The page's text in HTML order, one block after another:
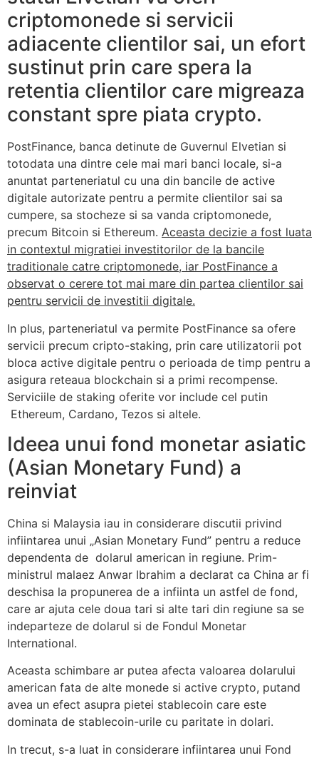
criptomonede si servicii
adiacente clientilor sai, un efort
sustinut prin care spera la
retentia clientilor care migreaza
constant spre piata crypto.
PostFinance, banca detinute de Guvernul Elvetian si
totodata una dintre cele mai mari banci locale, si-a
anuntat parteneriatul cu una din bancile de active
digitale autorizate pentru a permite clientilor sai sa
cumpere, sa stocheze si sa vanda criptomonede,
precum Bitcoin si Ethereum. Aceasta decizie a fost luata
in contextul migratiei investitorilor de la bancile
traditionale catre criptomonede, iar PostFinance a
observat o cerere tot mai mare din partea clientilor sai
pentru servicii de investitii digitale.
In plus, parteneriatul va permite PostFinance sa ofere
servicii precum cripto-staking, prin care utilizatorii pot
bloca active digitale pentru o perioada de timp pentru a
asigura reteaua blockchain si a primi recompense.
Serviciile de staking oferite vor include cel putin
Ethereum, Cardano, Tezos si altele.
Ideea unui fond monetar asiatic
(Asian Monetary Fund) a
reinviat
China si Malaysia iau in considerare discutii privind
infiintarea unui „Asian Monetary Fund” pentru a reduce
dependenta de dolarul american in regiune. Prim-
ministrul malaez Anwar Ibrahim a declarat ca China ar fi
deschisa la propunerea de a infiinta un astfel de fond,
care ar ajuta cele doua tari si alte tari din regiune sa se
indeparteze de dolarul si de Fondul Monetar
International.
Aceasta schimbare ar putea afecta valoarea dolarului
american fata de alte monede si active crypto, putand
avea un efect asupra pietei stablecoin care este
dominata de stablecoin-urile cu paritate in dolari.
In trecut, s-a luat in considerare infiintarea unui Fond